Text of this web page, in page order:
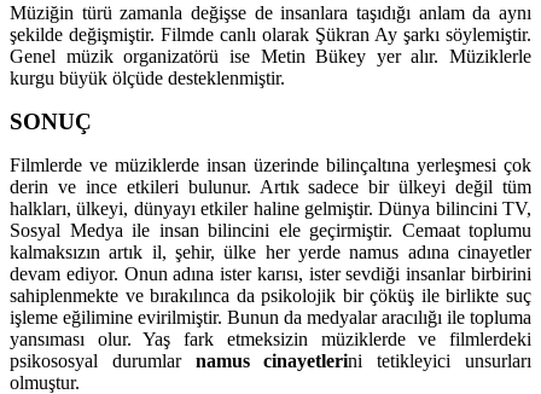
Müziğin türü zamanla değişse de insanlara taşıdığı anlam da aynı
şekilde değişmiştir. Filmde canlı olarak Şükran Ay şarkı söylemiştir.
Genel müzik organizatörü ise Metin Bükey yer alır. Müziklerle
kurgu büyük ölçüde desteklenmiştir.
SONUÇ
Filmlerde ve müziklerde insan üzerinde bilinçaltına yerleşmesi çok
derin ve ince etkileri bulunur. Artık sadece bir ülkeyi değil tüm
halkları, ülkeyi, dünyayı etkiler haline gelmiştir. Dünya bilincini TV,
Sosyal Medya ile insan bilincini ele geçirmiştir. Cemaat toplumu
kalmaksızın artık il, şehir, ülke her yerde namus adına cinayetler
devam ediyor. Onun adına ister karısı, ister sevdiği insanlar birbirini
sahiplenmekte ve bırakılınca da psikolojik bir çöküş ile birlikte suç
işleme eğilimine evirilmiştir. Bunun da medyalar aracılığı ile topluma
yansıması olur. Yaş fark etmeksizin müziklerde ve filmlerdeki
psikososyal durumlar namus cinayetlerini tetikleyici unsurları
olmuştur.